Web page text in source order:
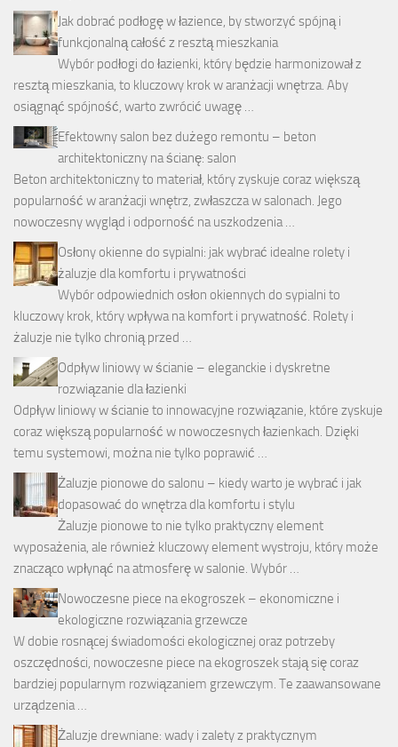
Jak dobrać podłogę w łazience, by stworzyć spójną i
funkcjonalną całość z resztą mieszkania
Wybór podłogi do łazienki, który będzie harmonizował z
resztą mieszkania, to kluczowy krok w aranżacji wnętrza. Aby
osiągnąć spójność, warto zwrócić uwagę …
Efektowny salon bez dużego remontu – beton
architektoniczny na ścianę: salon
Beton architektoniczny to materiał, który zyskuje coraz większą
popularność w aranżacji wnętrz, zwłaszcza w salonach. Jego
nowoczesny wygląd i odporność na uszkodzenia …
Osłony okienne do sypialni: jak wybrać idealne rolety i
żaluzje dla komfortu i prywatności
Wybór odpowiednich osłon okiennych do sypialni to
kluczowy krok, który wpływa na komfort i prywatność. Rolety i
żaluzje nie tylko chronią przed …
Odpływ liniowy w ścianie – eleganckie i dyskretne
rozwiązanie dla łazienki
Odpływ liniowy w ścianie to innowacyjne rozwiązanie, które zyskuje
coraz większą popularność w nowoczesnych łazienkach. Dzięki
temu systemowi, można nie tylko poprawić …
Żaluzje pionowe do salonu – kiedy warto je wybrać i jak
dopasować do wnętrza dla komfortu i stylu
Żaluzje pionowe to nie tylko praktyczny element
wyposażenia, ale również kluczowy element wystroju, który może
znacząco wpłynąć na atmosferę w salonie. Wybór …
Nowoczesne piece na ekogroszek – ekonomiczne i
ekologiczne rozwiązania grzewcze
W dobie rosnącej świadomości ekologicznej oraz potrzeby
oszczędności, nowoczesne piece na ekogroszek stają się coraz
bardziej popularnym rozwiązaniem grzewczym. Te zaawansowane
urządzenia …
Żaluzje drewniane: wady i zalety z praktycznym